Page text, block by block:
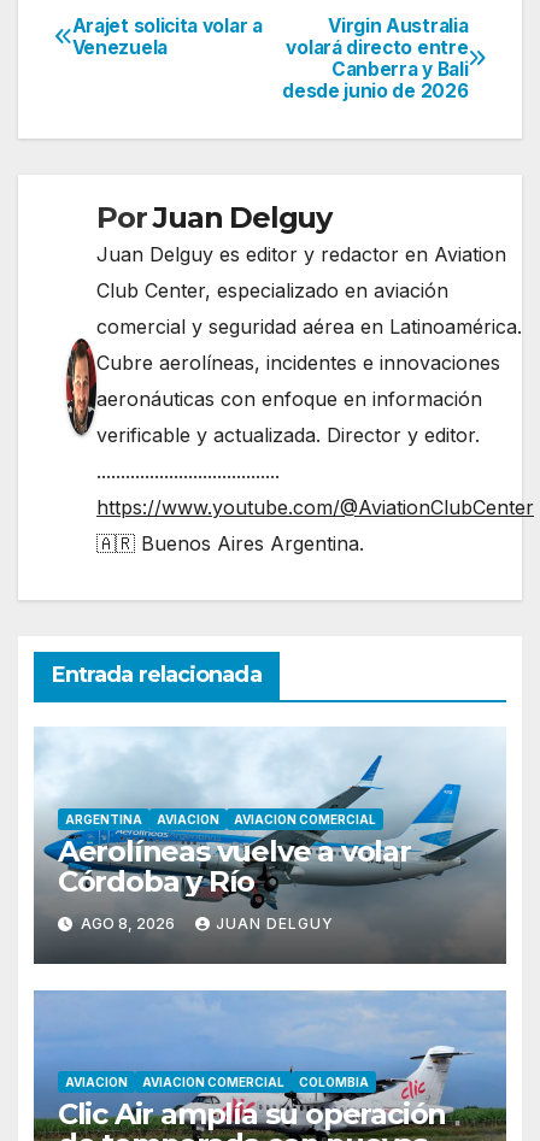
Navegación
entradas
Virgin Australia
volará directo entre
Canberra y Bali
desde junio de 2026
Arajet solicita volar a
Venezuela
PorJuan Delguy
Juan Delguy es editor y redactor en Aviation
Club Center, especializado en aviación
comercial y seguridad aérea en Latinoamérica.
Cubre aerolíneas, incidentes e innovaciones
aeronáuticas con enfoque en información
verificable y actualizada. Director y editor.
......................................
https://www.youtube.com/@AviationClubCenter
🇦🇷 Buenos Aires Argentina.
Entrada relacionada
ARGENTINA AVIACION AVIACION COMERCIAL
Aerolíneas vuelve a volar
Córdoba y Río
AGO 8, 2026 JUAN DELGUY
AVIACION AVIACION COMERCIAL COLOMBIA
Clic Air amplía su operación